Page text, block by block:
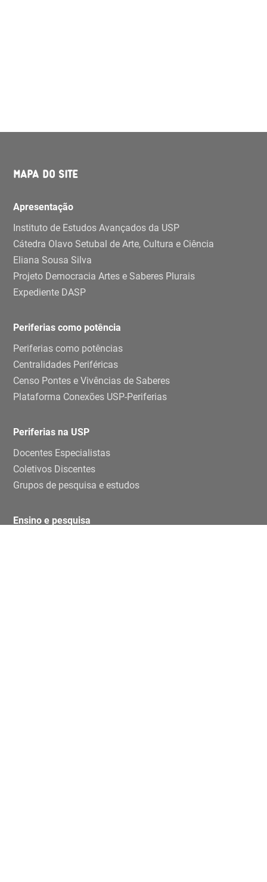
MAPA DO SITE
Apresentação
Instituto de Estudos Avançados da USP
Cátedra Olavo Setubal de Arte, Cultura e Ciência
Eliana Sousa Silva
Projeto Democracia Artes e Saberes Plurais
Expediente DASP
Periferias como potência
Periferias como potências
Centralidades Periféricas
Censo Pontes e Vivências de Saberes
Plataforma Conexões USP-Periferias
Periferias na USP
Docentes Especialistas
Coletivos Discentes
Grupos de pesquisa e estudos
Ensino e pesquisa